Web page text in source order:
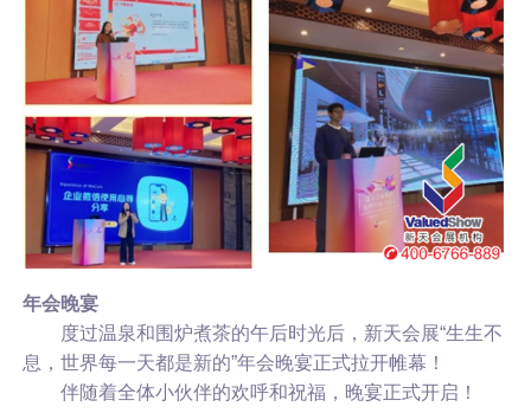
年会晚宴
度过温泉和围炉煮茶的午后时光后，新天会展“生生不
息，世界每一天都是新的”年会晚宴正式拉开帷幕！
伴随着全体小伙伴的欢呼和祝福，晚宴正式开启！